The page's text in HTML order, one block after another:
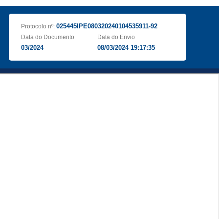
Protocolo nº: 025445IPE080320240104535911-92
Data do Documento
03/2024
Data do Envio
08/03/2024 19:17:35